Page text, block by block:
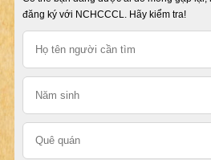
đăng ký với NCHCCCL. Hãy kiểm tra!